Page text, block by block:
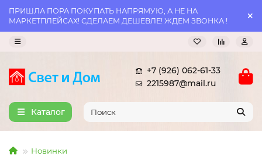
ПРИШЛА ПОРА ПОКУПАТЬ НАПРЯМУЮ, А НЕ НА
МАРКЕТПЛЕЙСАХ! СДЕЛАЕМ ДЕШЕВЛЕ! ЖДЕМ ЗВОНКА !
+7 (926) 062-61-33
2215987@mail.ru
Каталог
Новинки